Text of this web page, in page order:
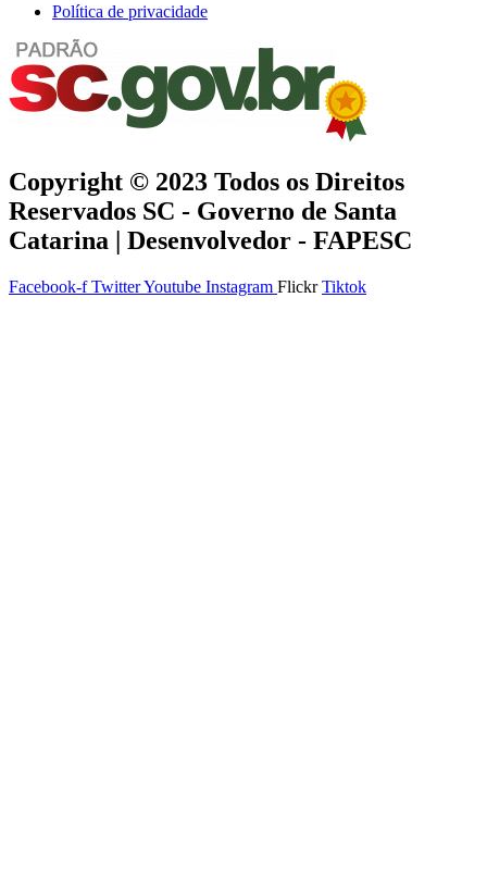
Política de privacidade
Copyright © 2023 Todos os Direitos
Reservados SC - Governo de Santa
Catarina | Desenvolvedor - FAPESC
Facebook-f TwitterYoutube Instagram Flickr Tiktok